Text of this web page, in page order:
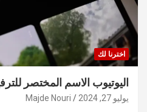
اخترنا لك
اليوتيوب الاسم المختصر
يوليو 27, 2024 Majde Nouri